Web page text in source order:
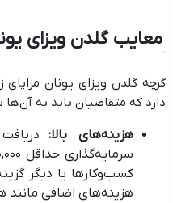
معایب گلدن ویزای
گرچه گلدن ویزای یونان مزایای
دارد که متقاضیان باید به آن‌ها
هزینه‌های بالا:دریافت
کسب‌وکار‌ها یا دیگر
هزینه‌های اضافی مانند